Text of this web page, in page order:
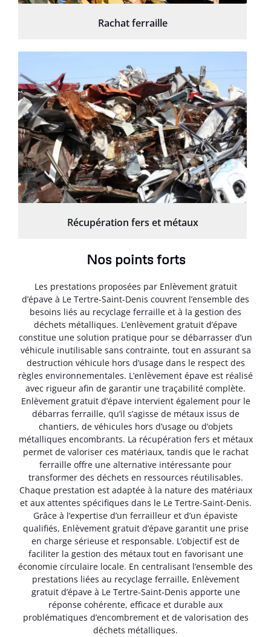
Rachat ferraille
Récupération fers et métaux
Nos points forts
Les prestations proposées par Enlèvement gratuit
d’épave à Le Tertre-Saint-Denis couvrent l’ensemble des
besoins liés au recyclage ferraille et à la gestion des
déchets métalliques. L’enlèvement gratuit d’épave
constitue une solution pratique pour se débarrasser d’un
véhicule inutilisable sans contrainte, tout en assurant sa
destruction véhicule hors d’usage dans le respect des
règles environnementales. L’enlèvement épave est réalisé
avec rigueur afin de garantir une traçabilité complète.
Enlèvement gratuit d’épave intervient également pour le
débarras ferraille, qu’il s’agisse de métaux issus de
chantiers, de véhicules hors d’usage ou d’objets
métalliques encombrants. La récupération fers et métaux
permet de valoriser ces matériaux, tandis que le rachat
ferraille offre une alternative intéressante pour
transformer des déchets en ressources réutilisables.
Chaque prestation est adaptée à la nature des matériaux
et aux attentes spécifiques dans le Le Tertre-Saint-Denis.
Grâce à l’expertise d’un ferrailleur et d’un épaviste
qualifiés, Enlèvement gratuit d’épave garantit une prise
en charge sérieuse et responsable. L’objectif est de
faciliter la gestion des métaux tout en favorisant une
économie circulaire locale. En centralisant l’ensemble des
prestations liées au recyclage ferraille, Enlèvement
gratuit d’épave à Le Tertre-Saint-Denis apporte une
réponse cohérente, efficace et durable aux
problématiques d’encombrement et de valorisation des
déchets métalliques.